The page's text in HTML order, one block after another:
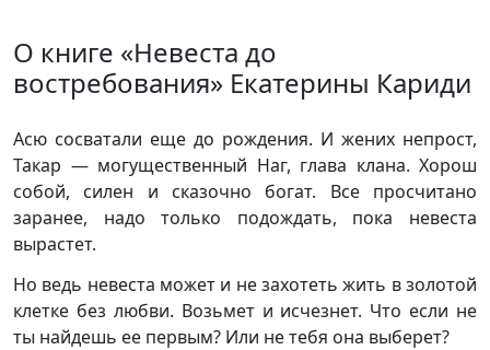
О книге «Невеста до
востребования» Екатерины Кариди
Асю сосватали еще до рождения. И жених непрост,
Такар — могущественный Наг, глава клана. Хорош
собой, силен и сказочно богат. Все просчитано
заранее, надо только подождать, пока невеста
вырастет.
Но ведь невеста может и не захотеть жить в золотой
клетке без любви. Возьмет и исчезнет. Что если не
ты найдешь ее первым? Или не тебя она выберет?